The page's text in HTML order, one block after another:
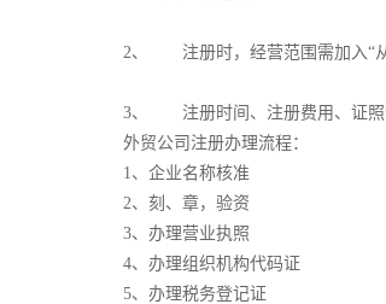
2、 注册时，经营范围需加入“从
3、 注册时间、注册费用、证照
外贸公司注册办理流程：
1、企业名称核准
2、刻、章，验资
3、办理营业执照
4、办理组织机构代码证
5、办理税务登记证